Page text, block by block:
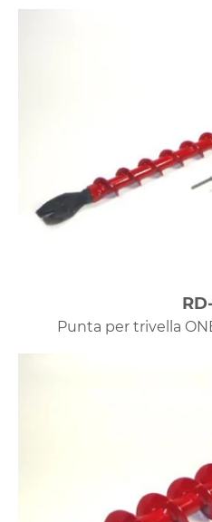
Punta per trivella